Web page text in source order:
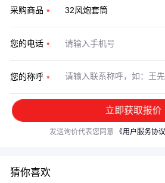
采购商品
您的电话
您的称呼
立即获取报价
发送询价代表您同意 《用户服务协
猜你喜欢